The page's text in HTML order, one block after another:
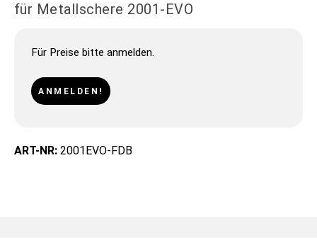
für Metallschere 2001-EVO
Für Preise bitte anmelden.
ANMELDEN!
ART-NR: 2001EVO-FDB